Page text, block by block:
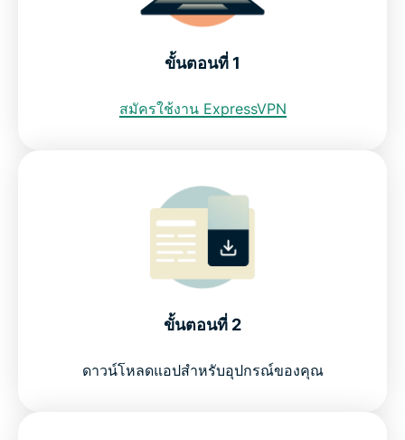
ดูว่าทำไม ExpressVPN จึงเป็น VPN ที่ดีที่สุดสำหรับ
คำถามที่พบบ่อย: การใช้ VPN ลัตเวีย
ExpressVPN สำหรับทุกประเทศ
ขั้นตอนที่ 1
สมัครใช้งาน ExpressVPN
ขั้นตอนที่ 2
ดาวน์โหลดแอปสำหรับอุปกรณ์ของคุณ